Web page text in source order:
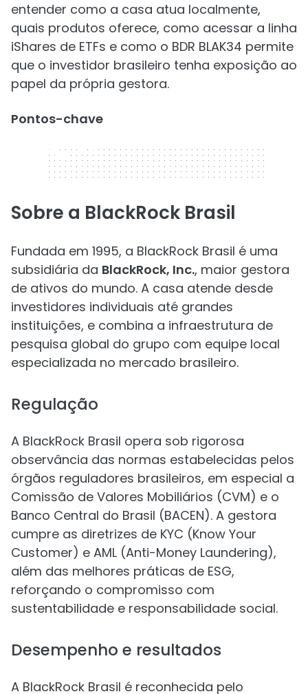
entender como a casa atua localmente,
quais produtos oferece, como acessar a linha
iShares de ETFs e como o BDR BLAK34 permite
que o investidor brasileiro tenha exposição ao
papel da própria gestora.
Pontos-chave
320 x 50
Sobre a BlackRock Brasil
Fundada em 1995, a BlackRock Brasil é uma
subsidiária da BlackRock, Inc., maior gestora
de ativos do mundo. A casa atende desde
investidores individuais até grandes
instituições, e combina a infraestrutura de
pesquisa global do grupo com equipe local
especializada no mercado brasileiro.
Regulação
A BlackRock Brasil opera sob rigorosa
observância das normas estabelecidas pelos
órgãos reguladores brasileiros, em especial a
Comissão de Valores Mobiliários (CVM) e o
Banco Central do Brasil (BACEN). A gestora
cumpre as diretrizes de KYC (Know Your
Customer) e AML (Anti-Money Laundering),
além das melhores práticas de ESG,
reforçando o compromisso com
sustentabilidade e responsabilidade social.
Desempenho e resultados
A BlackRock Brasil é reconhecida pelo